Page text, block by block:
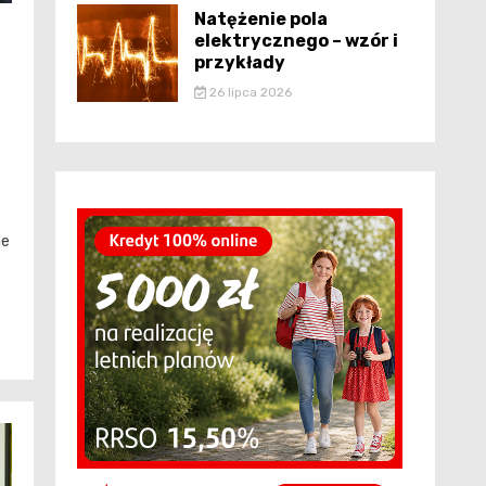
Natężenie pola
elektrycznego – wzór i
przykłady
26 lipca 2026